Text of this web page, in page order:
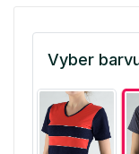
Vyber